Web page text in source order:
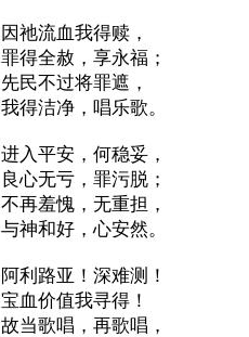
因祂流血我得赎，
罪得全赦，享永福；
先民不过将罪遮，
我得洁净，唱乐歌。
进入平安，何稳妥，
良心无亏，罪污脱；
不再羞愧，无重担，
与神和好，心安然。
阿利路亚！深难测！
宝血价值我寻得！
故当歌唱，再歌唱，